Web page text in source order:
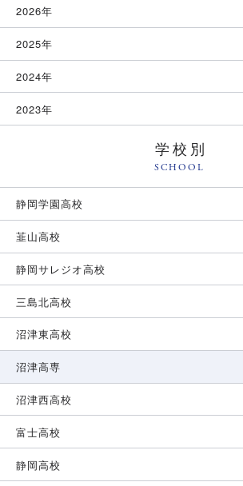
2026年
2025年
2024年
2023年
学校別
SCHOOL
静岡学園高校
韮山高校
静岡サレジオ高校
三島北高校
沼津東高校
沼津高専
沼津西高校
富士高校
静岡高校